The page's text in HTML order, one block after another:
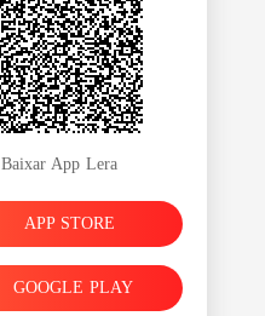
Baixar App Lera
APP STORE
GOOGLE PLAY